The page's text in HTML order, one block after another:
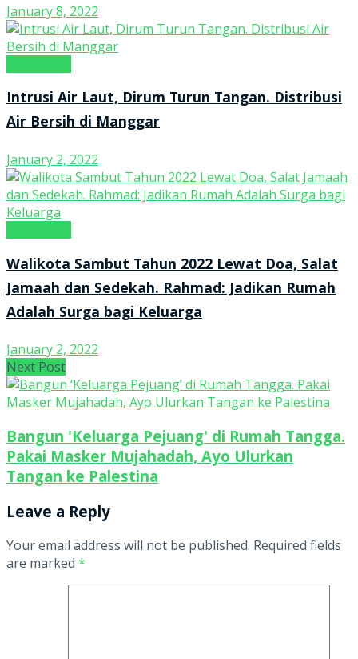
January 8, 2022
Intrusi Air Laut, Dirum Turun Tangan. Distribusi
Air Bersih di Manggar
January 2, 2022
Walikota Sambut Tahun 2022 Lewat Doa, Salat
Jamaah dan Sedekah. Rahmad: Jadikan Rumah
Adalah Surga bagi Keluarga
January 2, 2022
Next Post
Bangun 'Keluarga Pejuang' di Rumah Tangga.
Pakai Masker Mujahadah, Ayo Ulurkan
Tangan ke Palestina
Leave a Reply
Your email address will not be published. Required fields
are marked *